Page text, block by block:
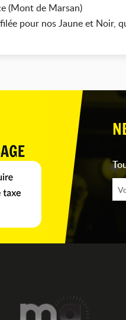
(Mont de Marsan)
pour nos Jaune et Noir,